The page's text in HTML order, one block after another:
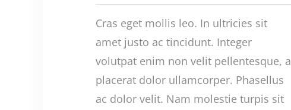
Cras eget mollis leo. In ultricies sit
amet justo ac tincidunt. Integer
volutpat enim non velit pellentesque, a
placerat dolor ullamcorper. Phasellus
ac dolor velit. Nam molestie turpis sit